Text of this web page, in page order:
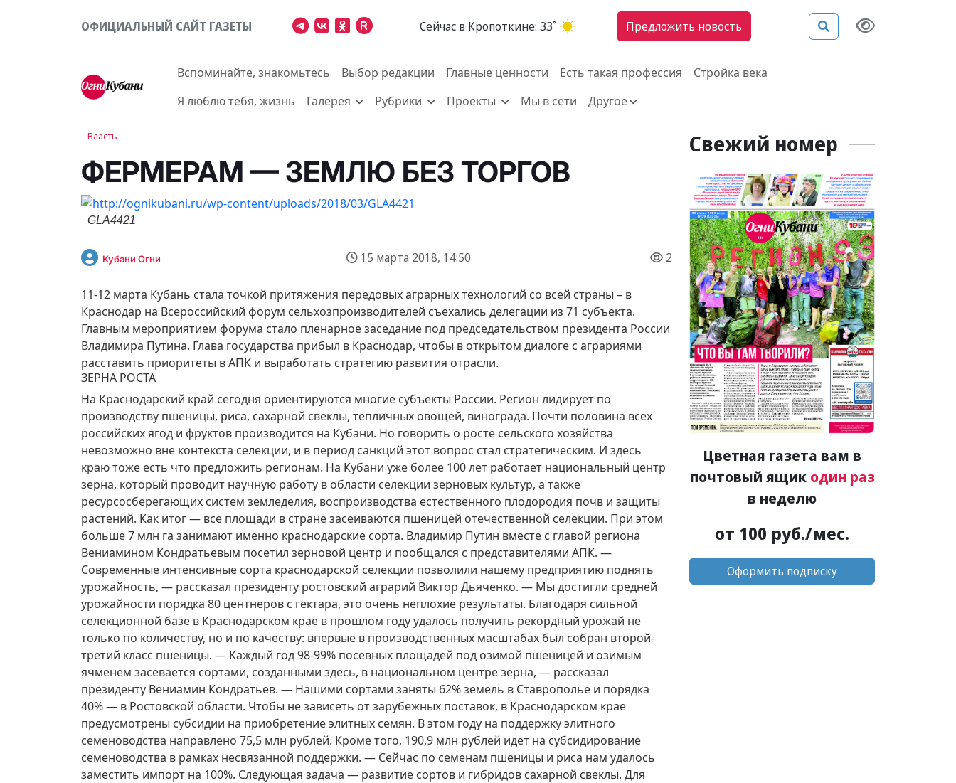
ОФИЦИАЛЬНЫЙ САЙТ ГАЗЕТЫ Cейчас в Кропоткине: 33˚ Предложить новость
Вспоминайте, знакомьтесь Выбор редакции Главные ценности Есть такая профессия
Стройка века
Я люблю тебя, жизнь
Галерея Рубрики Проекты Мы в сети Другое
Власть
ФЕРМЕРАМ — ЗЕМЛЮ БЕЗ ТОРГОВ
_GLA4421
Кубани Огни 15 марта 2018, 14:50 2
11-12 марта Кубань стала точкой притяжения передовых аграрных технологий со всей страны – в
Краснодар на Всероссийский форум сельхозпроизводителей съехались делегации из 71 субъекта.
Главным мероприятием форума стало пленарное заседание под председательством президента России
Владимира Путина. Глава государства прибыл в Краснодар, чтобы в открытом диалоге с аграриями
расставить приоритеты в АПК и выработать стратегию развития отрасли.
ЗЕРНА РОСТА
На Краснодарский край сегодня ориентируются многие субъекты России. Регион лидирует по
производству пшеницы, риса, сахарной свеклы, тепличных овощей, винограда. Почти половина всех
российских ягод и фруктов производится на Кубани. Но говорить о росте сельского хозяйства
невозможно вне контекста селекции, и в период санкций этот вопрос стал стратегическим. И здесь
краю тоже есть что предложить регионам. На Кубани уже более 100 лет работает национальный центр
зерна, который проводит научную работу в области селекции зерновых культур, а также
ресурсосберегающих систем земледелия, воспроизводства естественного плодородия почв и защиты
растений. Как итог — все площади в стране засеиваются пшеницей отечественной селекции. При этом
больше 7 млн га занимают именно краснодарские сорта. Владимир Путин вместе с главой региона
Вениамином Кондратьевым посетил зерновой центр и пообщался с представителями АПК. —
Современные интенсивные сорта краснодарской селекции позволили нашему предприятию поднять
урожайность, — рассказал президенту ростовский аграрий Виктор Дьяченко. — Мы достигли средней
урожайности порядка 80 центнеров с гектара, это очень неплохие результаты. Благодаря сильной
селекционной базе в Краснодарском крае в прошлом году удалось получить рекордный урожай не
только по количеству, но и по качеству: впервые в производственных масштабах был собран второй-
третий класс пшеницы. — Каждый год 98-99% посевных площадей под озимой пшеницей и озимым
ячменем засевается сортами, созданными здесь, в национальном центре зерна, — рассказал
президенту Вениамин Кондратьев. — Нашими сортами заняты 62% земель в Ставрополье и порядка
40% — в Ростовской области. Чтобы не зависеть от зарубежных поставок, в Краснодарском крае
предусмотрены субсидии на приобретение элитных семян. В этом году на поддержку элитного
семеноводства направлено 75,5 млн рублей. Кроме того, 190,9 млн рублей идет на субсидирование
семеноводства в рамках несвязанной поддержки. — Сейчас по семенам пшеницы и риса нам удалось
заместить импорт на 100%. Следующая задача — развитие сортов и гибридов сахарной свеклы. Для
Свежий номер
Цветная газета вам в
почтовый ящик один раз
в неделю
от 100 руб./мес.
Оформить подписку